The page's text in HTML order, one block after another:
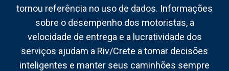
tornou referência no uso de dados. Informações
sobre o desempenho dos motoristas, a
velocidade de entrega e a lucratividade dos
serviços ajudam a Riv/Crete a tomar decisões
inteligentes e manter seus caminhões sempre